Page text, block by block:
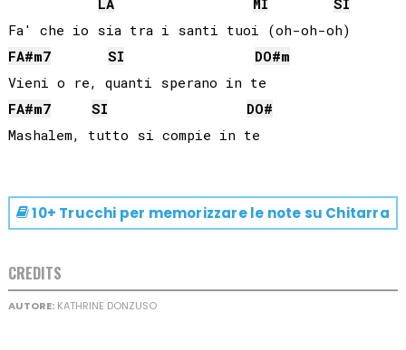
LA
MI
SI
FA#m7 SI DO#m
FA#m7 SI
DO#
10+ Trucchi per memorizzare le note su Chitarra
CREDITS
AUTORE:KATHRINE DONZUSO